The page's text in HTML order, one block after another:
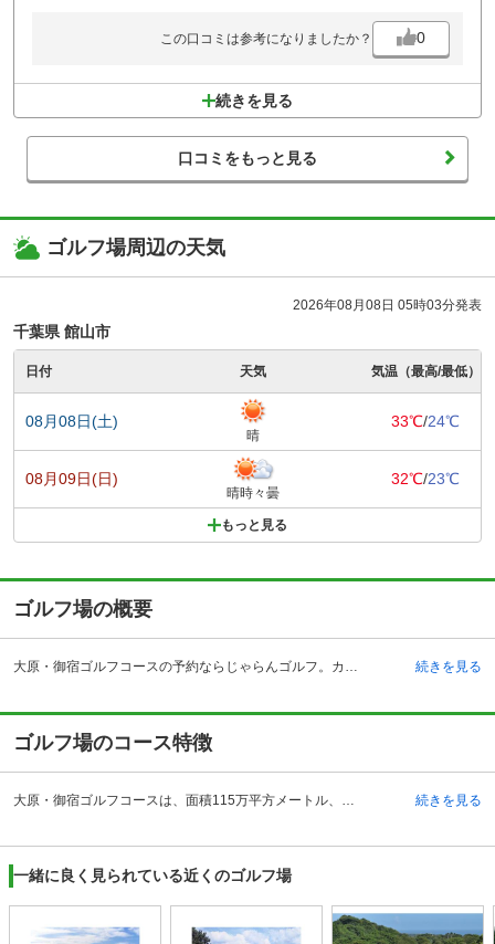
ゴルフ場の事情により、FW乗り入れが出来なかったのが、残念…
この口コミは参考になりましたか？ 0
続きを見る
口コミをもっと見る
ゴルフ場周辺の天気
2026年08月08日 05時03分発表
千葉県 館山市
日付 天気 気温（最高/最低）
08月08日(土)
晴
33℃/24℃
08月09日(日)
晴時々曇
32℃/23℃
もっと見る
ゴルフ場の概要
大原・御宿ゴルフコースの予約ならじゃらんゴルフ。カートの有無や利用税、キャンセル料、ナイター設備、駐車場などのコース情報はもちろん、口コミ、フォトギャラリーなどコースの難易度や攻略に役立つ情報充実、予約する度にポイントが貯まるのでお得にゴルフをお楽しみ頂けます。 大原・御宿ゴルフコースは千葉県いすみ市大原台にあります。自動車で行く場合は、千葉東金道路の東金インターチェンジより50キロメートル、所要時間約60分のところにあります。電車の場合、JR外房線大原駅からタクシーで10分です。 1982年に開場した大原・御宿ゴルフコースは、名匠井上誠一による設計です。「初心者には易しく、上級者には難しい」のコンセプトを元に設計されました。1年を通じて暖かい気候の南房総でセルフプレーを楽しめるゴルフコースとなっています。 施設として、50ヤード11打席の練習場や、コンペルームを完備しており、ランチや食事も評判となっています。プライベートや、コンペでも利用可能なゴルフ場です。 続きを見る
ゴルフ場のコース特徴
大原・御宿ゴルフコースは、面積115万平方メートル、ヤード数6,862ヤード、グリーンはベント、コーライの2グリーンとなっています。全18ホールには、マウンドと110のバンカーからなり、ヤシがきれいなコースで、高低差はフラットです。フェアウェイは広く、GPS搭載ナビゲーションシステムが付いている5人乗りゴルフカーで楽にプレーが出来ます。 コースのポイントとしては、要所にあるバンカーが、プレーヤーにプレッシャーを与えます。第1打から戦略性をもって狙っていかないと好スコアーにならないレイアウトです。また、ティーショットでのボールの落とし場所により、今後の難易度に大きな違いが出るコースもあるため、中級者や上級者でも飽きさせずに、楽しくプレーできるコースとなっています。 続きを見る
一緒に良く見られている近くのゴルフ場